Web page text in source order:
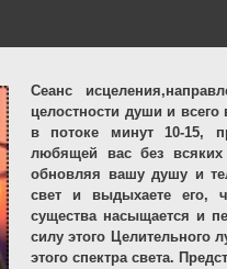
Сеанс
целостности души и
в потоке минут 10-15,
любящей вас без
обновляя вашу душу и
свет и выдыхаете его,
существа насыщается и
силу этого Целительного
этого спектра света.